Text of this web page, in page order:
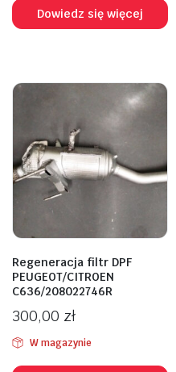
Dowiedz się więcej
Regeneracja filtr DPF
PEUGEOT/CITROEN
C636/208022746R
300,00 zł
W magazynie